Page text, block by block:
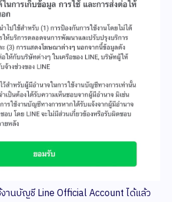
งานบัญชี Line Official Account ได้แล้ว